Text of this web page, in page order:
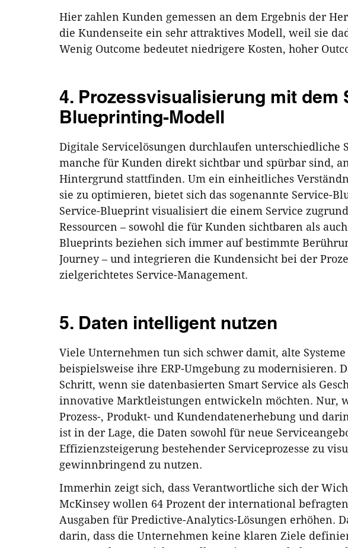
Hier zahlen Kunden gemessen an dem Ergebnis der
die Kundenseite ein sehr attraktives Modell, weil sie
Wenig Outcome bedeutet niedrigere Kosten, hoher
4. Prozessvisualisierung mit dem
Blueprinting-Modell
Digitale Servicelösungen durchlaufen unterschiedliche
manche für Kunden direkt sichtbar und spürbar sind,
Hintergrund stattfinden. Um ein einheitliches
sie zu optimieren, bietet sich das sogenannte Service-
Service-Blueprint visualisiert die einem Service
Ressourcen – sowohl die für Kunden sichtbaren als
Blueprints beziehen sich immer auf bestimmte
Journey – und integrieren die Kundensicht bei der
zielgerichtetes Service-Management.
5. Daten intelligent nutzen
Viele Unternehmen tun sich schwer damit, alte
beispielsweise ihre ERP-Umgebung zu modernisieren.
Schritt, wenn sie datenbasierten Smart Service als
innovative Marktleistungen entwickeln möchten. Nur,
Prozess-, Produkt- und Kundendatenerhebung und
ist in der Lage, die Daten sowohl für neue
Effizienzsteigerung bestehender Serviceprozesse zu
gewinnbringend zu nutzen.
Immerhin zeigt sich, dass Verantwortliche sich der
McKinsey wollen 64 Prozent der international
Ausgaben für Predictive-Analytics-Lösungen erhöhen.
darin, dass die Unternehmen keine klaren Ziele